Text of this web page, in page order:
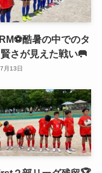
酷暑の中でのタ
さが見えた戦い🥅
月13日